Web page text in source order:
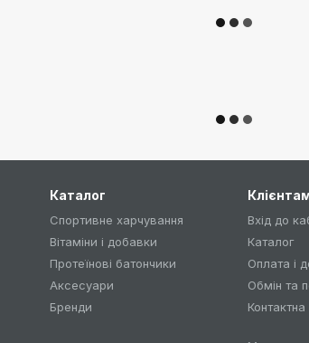
Каталог
Спортивне харчування
Bітаміни і добавки
Протеїнові батончики
Аксесуари
Бренди
Вхід до
Каталог
Оплата і
Обмін та
Контактна